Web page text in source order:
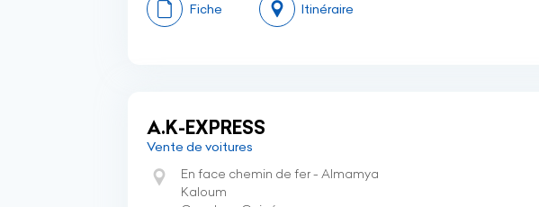
Fiche Itinéraire
A.K-EXPRESS
Vente de voitures
En face chemin de fer - Almamya
Kaloum